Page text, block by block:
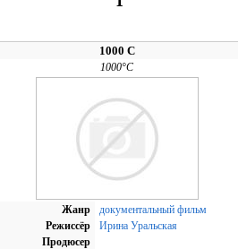
1000 С
1000°С
Жанр
документальный фильм
Режиссёр
Ирина Уральская
Продюсер